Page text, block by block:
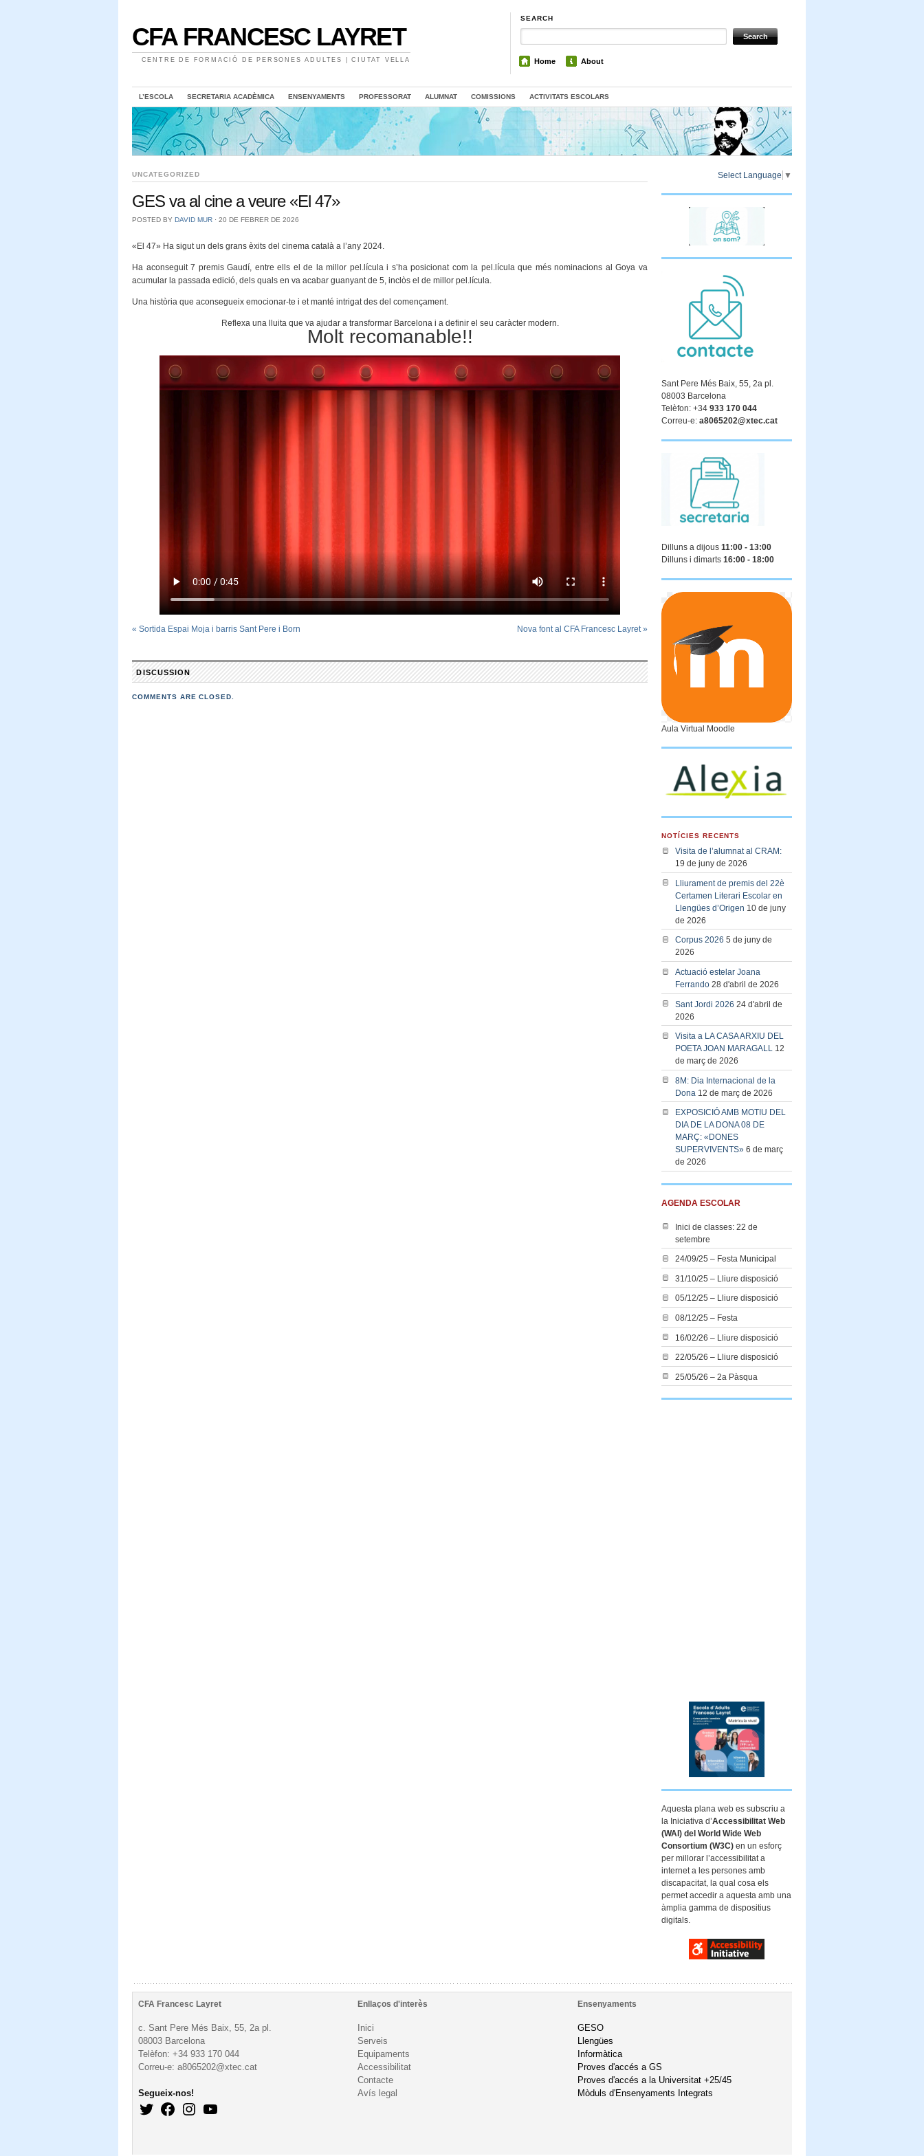
CFA FRANCESC LAYRET
CENTRE DE FORMACIÓ DE PERSONES ADULTES | CIUTAT VELLA
SEARCH
Home About
L’ESCOLA SECRETARIA ACADÈMICA ENSENYAMENTS PROFESSORAT ALUMNAT COMISSIONS ACTIVITATS ESCOLARS
UNCATEGORIZED
GES va al cine a veure «El 47»
POSTED BY DAVID MUR ⋅ 20 DE FEBRER DE 2026
«El 47» Ha sigut un dels grans èxits del cinema català a l’any 2024.
Ha aconseguit 7 premis Gaudí, entre ells el de la millor pel.lícula i s’ha posicionat com la pel.lícula que més nominacions al Goya va
acumular la passada edició, dels quals en va acabar guanyant de 5, inclòs el de millor pel.lícula.
Una història que aconsegueix emocionar-te i et manté intrigat des del començament.
Reflexa una lluita que va ajudar a transformar Barcelona i a definir el seu caràcter modern.
Molt recomanable!!
« Sortida Espai Moja i barris Sant Pere i Born Nova font al CFA Francesc Layret »
DISCUSSION
COMMENTS ARE CLOSED.
Select Language ▼
Sant Pere Més Baix, 55, 2a pl.
08003 Barcelona
Telèfon: +34 933 170 044
Correu-e: a8065202@xtec.cat
Dilluns a dijous 11:00 - 13:00
Dilluns i dimarts 16:00 - 18:00
Aula Virtual Moodle
NOTÍCIES RECENTS
Visita de l’alumnat al CRAM:
19 de juny de 2026
Lliurament de premis del 22è
Certamen Literari Escolar en
Llengües d’Origen 10 de juny
de 2026
Corpus 2026 5 de juny de
2026
Actuació estelar Joana
Ferrando 28 d'abril de 2026
Sant Jordi 2026 24 d'abril de
2026
Visita a LA CASA ARXIU DEL
POETA JOAN MARAGALL 12
de març de 2026
8M: Dia Internacional de la
Dona 12 de març de 2026
EXPOSICIÓ AMB MOTIU DEL
DIA DE LA DONA 08 DE
MARÇ: «DONES
SUPERVIVENTS» 6 de març
de 2026
AGENDA ESCOLAR
Inici de classes: 22 de
setembre
24/09/25 – Festa Municipal
31/10/25 – Lliure disposició
05/12/25 – Lliure disposició
08/12/25 – Festa
16/02/26 – Lliure disposició
22/05/26 – Lliure disposició
25/05/26 – 2a Pàsqua
Aquesta plana web es subscriu a
la Iniciativa d’Accessibilitat Web
(WAI) del World Wide Web
Consortium (W3C) en un esforç
per millorar l’accessibilitat a
internet a les persones amb
discapacitat, la qual cosa els
permet accedir a aquesta amb una
àmplia gamma de dispositius
digitals.
CFA Francesc Layret Enllaços d'interès Ensenyaments
c. Sant Pere Més Baix, 55, 2a pl.
08003 Barcelona
Telèfon: +34 933 170 044
Correu-e: a8065202@xtec.cat
Segueix-nos!
Inici
Serveis
Equipaments
Accessibilitat
Contacte
Avís legal
GESO
Llengües
Informàtica
Proves d'accés a GS
Proves d'accés a la Universitat +25/45
Mòduls d'Ensenyaments Integrats